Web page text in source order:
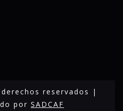
reservados |
por SADCAF